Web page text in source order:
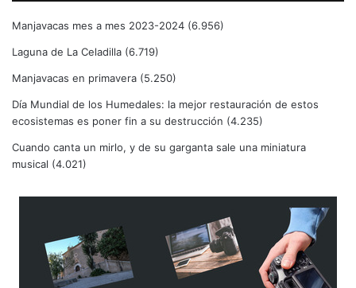
Manjavacas mes a mes 2023-2024 (6.956)
Laguna de La Celadilla (6.719)
Manjavacas en primavera (5.250)
Día Mundial de los Humedales: la mejor restauración de estos
ecosistemas es poner fin a su destrucción (4.235)
Cuando canta un mirlo, y de su garganta sale una miniatura
musical (4.021)